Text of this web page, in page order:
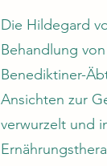
Die Hildegard
Behandlung
Benediktiner-
Ansichten zur
verwurzelt und